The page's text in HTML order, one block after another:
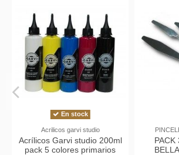
En stock
Acrilicos garvi studio
Garvi studio 200ml
5 colores primarios
PINCELES Y
PACK 3
BELLAS